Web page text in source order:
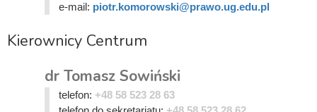
e-mail: piotr.komorowski@prawo.ug.edu.pl
Kierownicy Centrum
dr Tomasz Sowiński
telefon: +48 58 523 28 63